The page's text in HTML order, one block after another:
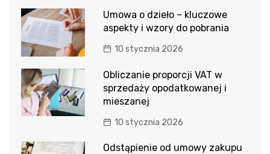
Umowa o dzieło – kluczowe
aspekty i wzory do pobrania
10 stycznia 2026
Obliczanie proporcji VAT w
sprzedaży opodatkowanej i
mieszanej
10 stycznia 2026
Odstąpienie od umowy zakupu